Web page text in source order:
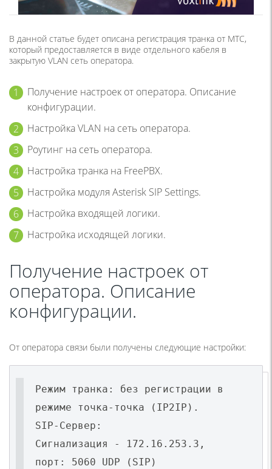
В данной статье будет описана регистрация транка от МТС,
который предоставляется в виде отдельного кабеля в
закрытую VLAN сеть оператора.
Получение настроек от оператора. Описание
конфигурации.
Настройка VLAN на сеть оператора.
Роутинг на сеть оператора.
Настройка транка на FreePBX.
Настройка модуля Asterisk SIP Settings.
Настройка входящей логики.
Настройка исходящей логики.
Получение настроек от
оператора. Описание
конфигурации.
От оператора связи были получены следующие настройки:
Режим транка: без регистрации в
режиме точка-точка (IP2IP).
SIP-Сервер:
Сигнализация - 172.16.253.3,
порт: 5060 UDP (SIP)